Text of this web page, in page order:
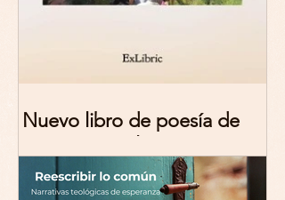
Nuevo libro de poesía de